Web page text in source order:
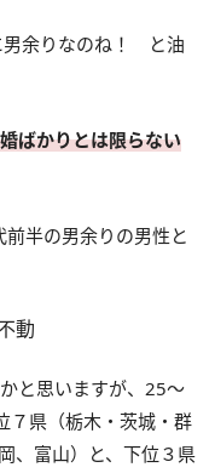
男余りなのね！ と油
ばかりとは限らない
半の男余りの男性と
動
と思いますが、25～
７県（栃木・茨城・群
、富山）と、下位３県